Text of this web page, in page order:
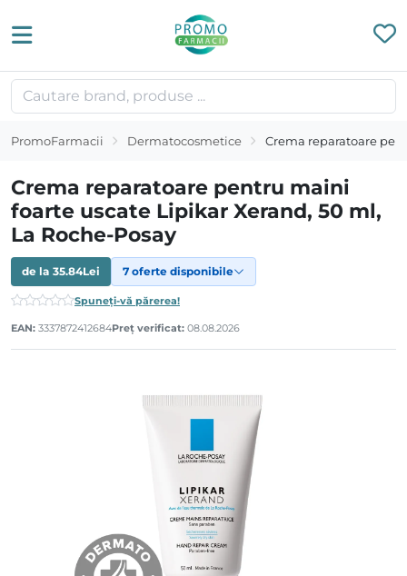
PromoFarmacii Dermatocosmetice Crema reparatoare
Crema reparatoare pentru maini
foarte uscate Lipikar Xerand, 50 ml,
La Roche-Posay
de la 35.84Lei 7 oferte disponibile
Spuneți-vă părerea!
EAN: 3337872412684Preț verificat: 08.08.2026